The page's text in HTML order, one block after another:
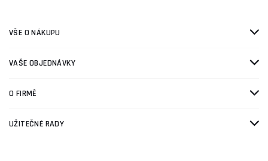
VŠE O NÁKUPU
VAŠE OBJEDNÁVKY
O FIRMĚ
UŽITEČNÉ RADY